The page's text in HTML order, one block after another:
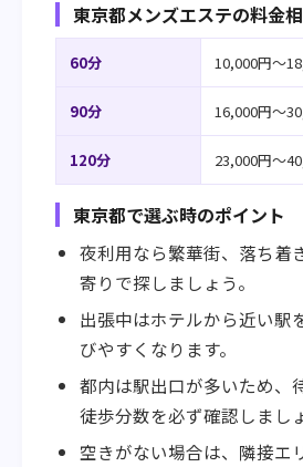
東京都メンズエステの料金
60分 10,000円〜
90分 16,000円〜
120分 23,000円〜
東京都で選ぶ時のポイント
夜利用なら繁華街、落ち着
寄りで探しましょう。
出張中はホテルから近い駅
びやすくなります。
都内は駅出口が多いため、
徒歩分数を必ず確認しまし
空きがない場合は、隣接エ